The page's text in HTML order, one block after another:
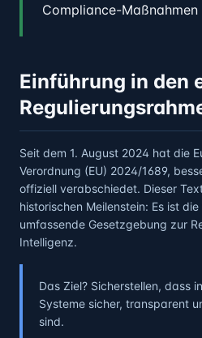
Compliance-
Einführung in den
Seit dem 1. August 2024 hat die
Verordnung (EU) 2024/1689,
offiziell verabschiedet. Dieser
historischen Meilenstein: Es ist
umfassende Gesetzgebung zur
Intelligenz.
Das Ziel? Sicherstellen, dass
Systeme sicher, transparent
sind.